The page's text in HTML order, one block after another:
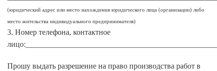
(юридический адрес или место нахождения юридического лица (организации) либо
место жительства индивидуального предпринимателя)
3. Номер телефона, контактное
Прошу выдать разрешение на право производства работ в